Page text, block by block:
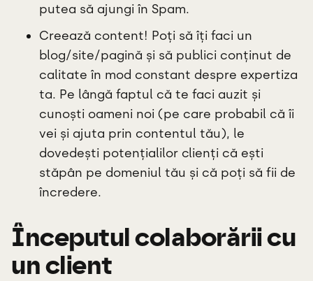
putea să ajungi în Spam.
Creează content! Poți să îți faci un
blog/site/pagină și să publici conținut de
calitate în mod constant despre expertiza
ta. Pe lângă faptul că te faci auzit și
cunoști oameni noi (pe care probabil că îi
vei și ajuta prin contentul tău), le
dovedești potențialilor clienți că ești
stăpân pe domeniul tău și că poți să fii de
încredere.
Începutul colaborării cu
un client